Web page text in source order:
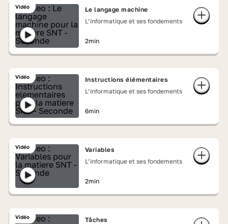
Vidéo
Le langage machine
L’informatique et ses fondements
2min
Vidéo
Instructions élémentaires
L’informatique et ses fondements
6min
Vidéo
Variables
L’informatique et ses fondements
2min
Vidéo
Tâches